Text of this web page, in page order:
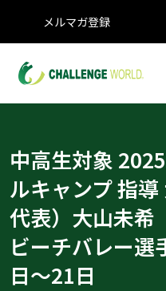
メルマガ登録
中高生対象
ルキャンプ 指
代表）大山未希
ビーチバレー
日〜21日